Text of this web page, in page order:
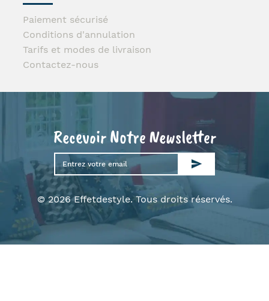
Paiement sécurisé
Conditions d'annulation
Tarifs et modes de livraison
Contactez-nous
Recevoir Notre Newsletter
© 2026 Effetdestyle. Tous droits réservés.